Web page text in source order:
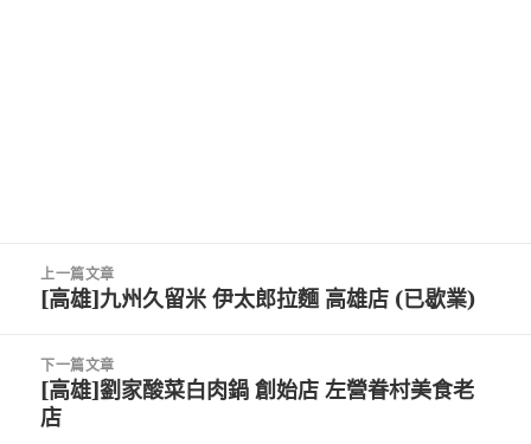
上一篇文章
上
篇
文
章:
[高雄]九州久留米 伊太郎拉麵 高雄店 (已歇業)
下一篇文章
下
一
[高雄]劉家酸菜白肉鍋 創始店 左營眷村美食老
店